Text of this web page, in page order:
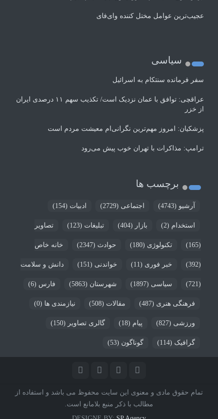
عجیب‌ترین عوامل مختل کننده وای‌فای
سیاسی
سفر فرمانده سنتکام به اسرائیل
عراقچی: توافق با عمان نزدیک است/ تکذیب سهم ۱۱ درصدی ایران
از خزر
پزشکیان: امروز مهم‌ترین نگرانی‌ام معیشت مردم است
ترامپ: مذاکرات با تهران خوب پیش می‌رود
برچسب ها
آرشیو (4743) اجتماعی (2729) ادبیات (154)
استخدام (2) بازار (404) تبلیغات (123) تصاویر
(165) تکنولوژی (180) حوادث (2347) خانه خاص
(392) خبر فوری (11) خواندنی (151) دانش و سلامت
(721) سیاسی (1897) شهرستان (5863) فارس (6)
فرهنگی هنری (487) مقالات (508) نیازمندی ها (0)
ورزشی (827) پیام (18) گالری تصاویر (150)
گرافیک (114) گوناگون (53)
تمام حقوق مادی و معنوی این سایت محفوظ می باشد و استفاده از
مطالب با ذکر منبع بلامانع است.